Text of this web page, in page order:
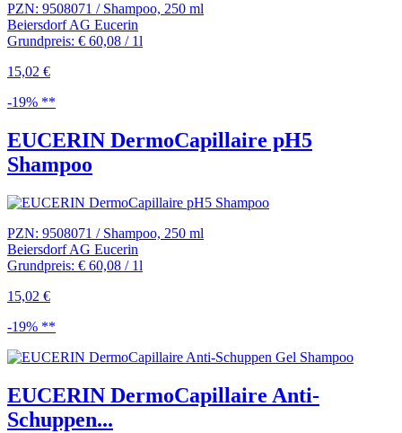
PZN: 9508071 / Shampoo, 250 ml
Beiersdorf AG Eucerin
Grundpreis: € 60,08 / 1l
15,02 €
-19% **
EUCERIN DermoCapillaire pH5
Shampoo
PZN: 9508071 / Shampoo, 250 ml
Beiersdorf AG Eucerin
Grundpreis: € 60,08 / 1l
15,02 €
-19% **
EUCERIN DermoCapillaire Anti-
Schuppen...